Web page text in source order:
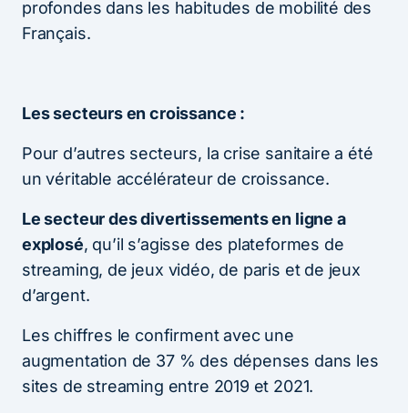
profondes dans les habitudes de mobilité des
Français.
Les secteurs en croissance :
Pour d’autres secteurs, la crise sanitaire a été
un véritable accélérateur de croissance.
Le secteur des divertissements en ligne a
explosé, qu’il s’agisse des plateformes de
streaming, de jeux vidéo, de paris et de jeux
d’argent.
Les chiffres le confirment avec une
augmentation de 37 % des dépenses dans les
sites de streaming entre 2019 et 2021.